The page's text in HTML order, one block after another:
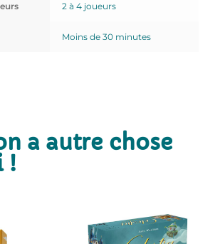
2 à 4 joueurs
Moins de 30 minutes
a autre chose
!